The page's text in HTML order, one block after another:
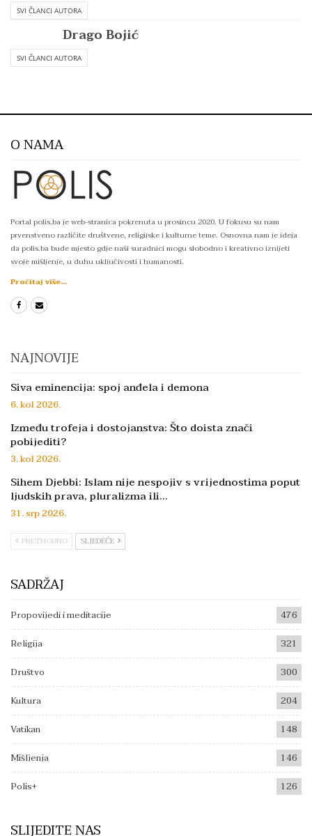
SVI ČLANCI AUTORA
Drago Bojić
SVI ČLANCI AUTORA
O NAMA
Portal polis.ba je web-stranica pokrenuta u prosincu 2020. U fokusu su nam
prvenstveno različite društvene, religijske i kulturne teme. Osnovna nam je ideja
da polis.ba bude mjesto gdje naši suradnici mogu slobodno i kreativno iznijeti
svoje mišljenje, u duhu uključivosti i humanosti.
Pročitaj više...
NAJNOVIJE
Siva eminencija: spoj anđela i demona
6. kol 2026.
Između trofeja i dostojanstva: Što doista znači
pobijediti?
3. kol 2026.
Sihem Djebbi: Islam nije nespojiv s vrijednostima poput
ljudskih prava, pluralizma ili…
31. srp 2026.
PRETHODNO SLJEDEĆE
SADRŽAJ
Propovijedi i meditacije
476
Religija
321
Društvo
300
Kultura
204
Vatikan
148
Mišljenja
146
Polis+
126
SLIJEDITE NAS